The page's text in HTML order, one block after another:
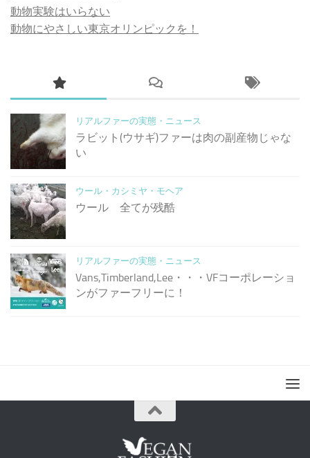
動物実験はいらない
動物にやさしい東京オリンピックを！
リアルファーの実態・ニュース
ラビット(ウサギ)ファーは肉の副産物じゃな
い
ウール・カシミヤ・モヘア
ウール 全てが残酷
リアルファーの実態・ニュース
Vans,Timberland,Lee・・・VFコーポレーショ
ンがファーフリーに！